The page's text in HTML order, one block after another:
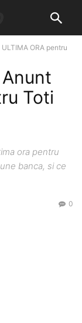
ORA pentru
Toti
ora pentru
banca, si ce
0